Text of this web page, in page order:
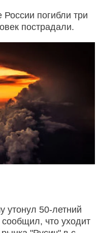
России погибли три
пострадали.
утонул 50-летний
что уходит